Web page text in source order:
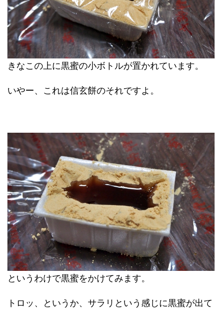
きなこの上に黒蜜の小ボトルが置かれています。
いやー、これは信玄餅のそれですよ。
というわけで黒蜜をかけてみます。
トロッ、というか、サラリという感じに黒蜜が出て